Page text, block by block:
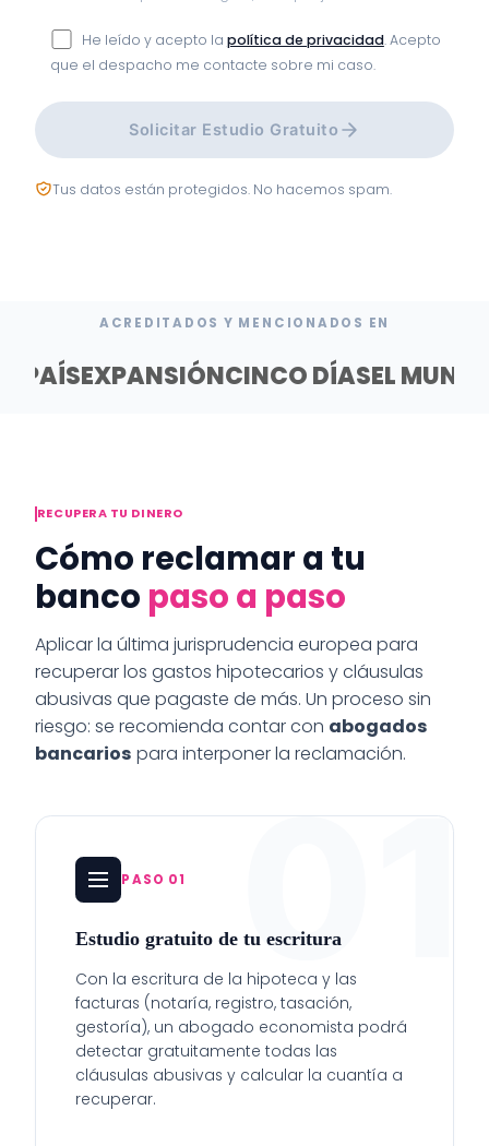
He leído y acepto la política de privacidad. Acepto
que el despacho me contacte sobre mi caso.
Solicitar Estudio Gratuito
Tus datos están protegidos. No hacemos spam.
ACREDITADOS Y MENCIONADOS EN
PAÍSEXPANSIÓNCINCO DÍASEL
RECUPERA TU DINERO
Cómo reclamar a tu
banco paso a paso
Aplicar la última jurisprudencia europea para
recuperar los gastos hipotecarios y cláusulas
abusivas que pagaste de más. Un proceso sin
riesgo: se recomienda contar con abogados
bancarios para interponer la reclamación.
01
PASO 01
Estudio gratuito de tu escritura
Con la escritura de la hipoteca y las
facturas (notaría, registro, tasación,
gestoría), un abogado economista podrá
detectar gratuitamente todas las
cláusulas abusivas y calcular la cuantía a
recuperar.